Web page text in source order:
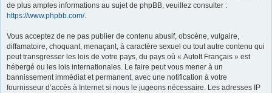
de plus amples informations au sujet de phpBB, veuillez consulter :
https://www.phpbb.com/.
Vous acceptez de ne pas publier de contenu abusif, obscène, vulgaire,
diffamatoire, choquant, menaçant, à caractère sexuel ou tout autre contenu qui
peut transgresser les lois de votre pays, du pays où « AutoIt Français » est
hébergé ou les lois internationales. Le faire peut vous mener à un
bannissement immédiat et permanent, avec une notification à votre
fournisseur d’accès à Internet si nous le jugeons nécessaire. Les adresses IP